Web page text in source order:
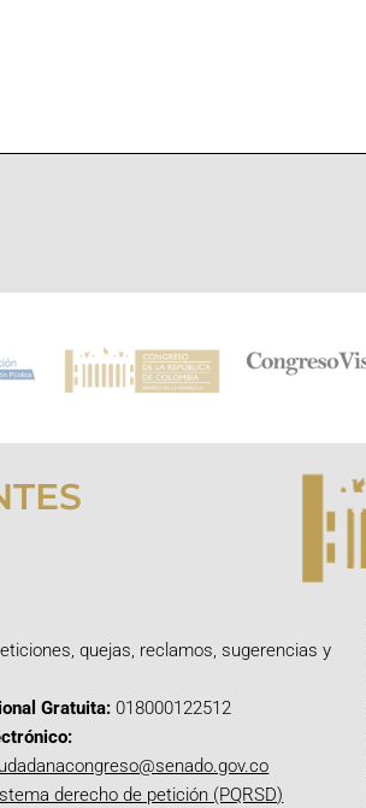
quejas, reclamos, sugerencias y
Gratuita: 018000122512
derecho de petición (PQRSD)